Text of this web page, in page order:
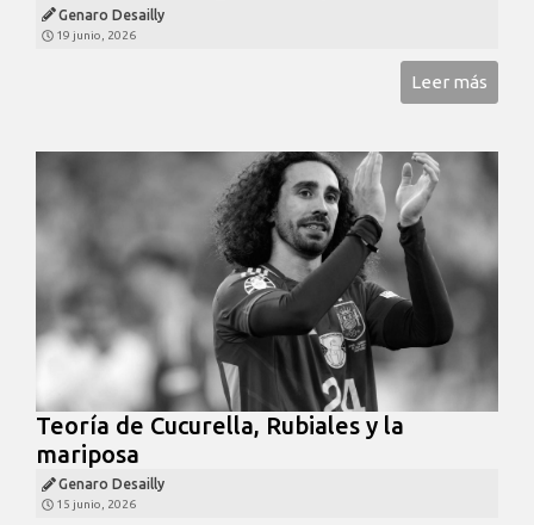
Genaro Desailly
19 junio, 2026
Leer más
Teoría de Cucurella, Rubiales y la
mariposa
Genaro Desailly
15 junio, 2026